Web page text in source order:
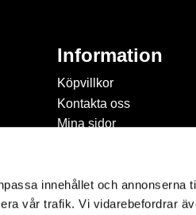
innehållet och annonserna
vår trafik. Vi vidarebefordrar
Information
Köpvillkor
Kontakta oss
Mina sidor
cookies
Inspiration & Passion